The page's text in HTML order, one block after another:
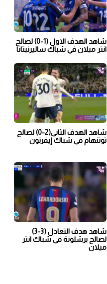
شاهد الهدف الاول (1-0) لصالح
انتر ميلان في شباك ساليرنيتانا
شاهد الهدف الثاني(2-0) لصالح
توتنهام في شباك إيفرتون
شاهد هدف التعادل (3-3)
لصالح برشلونة في شباك انتر
ميلان